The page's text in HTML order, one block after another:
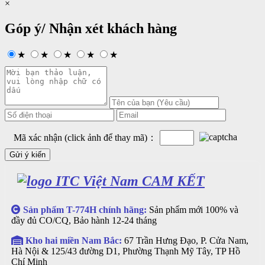
×
Góp ý/ Nhận xét khách hàng
★ ★ ★ ★ ★
Mã xác nhận (click ảnh để thay mã)：
CAM KẾT
Sản phẩm T-774H chính hãng: Sản phẩm mới 100% và
đầy đủ CO/CQ, Bảo hành 12-24 tháng
Kho hai miền Nam Bắc: 67 Trần Hưng Đạo, P. Cửa Nam,
Hà Nội & 125/43 đường D1, Phường Thạnh Mỹ Tây, TP Hồ
Chí Minh